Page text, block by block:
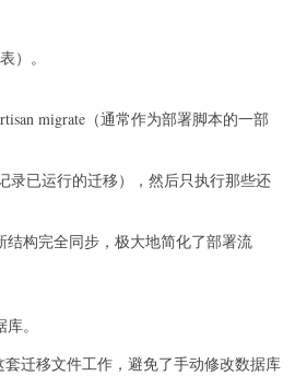
）。
migrate（通常作为部署脚本的一部
录已运行的迁移），然后只执行那些还
构完全同步，极大地简化了部署流
。
迁移文件工作，避免了手动修改数据库